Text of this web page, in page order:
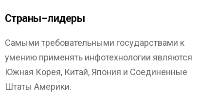
Страны-лидеры
Самыми требовательными государствами к
умению применять инфотехнологии являются
Южная Корея, Китай, Япония и Соединенные
Штаты Америки.